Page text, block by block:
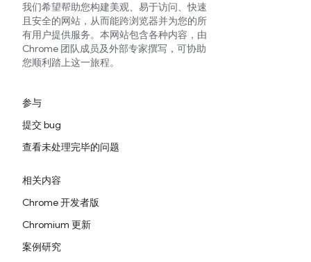
我们希望帮助您构建美观、易于访问、快速
且安全的网站，从而能跨浏览器并为您的所
有用户提供服务。本网站包含各种内容，由
Chrome 团队成员及外部专家撰写，可协助
您顺利踏上这一旅程。
参与
提交 bug
查看未处理完毕的问题
相关内容
Chrome 开发者版
Chromium 更新
案例研究